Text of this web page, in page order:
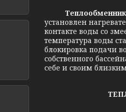
Теплообменник
установлен
контакте воды со
температура воды
блокировка подачи
собственного
себе и своим